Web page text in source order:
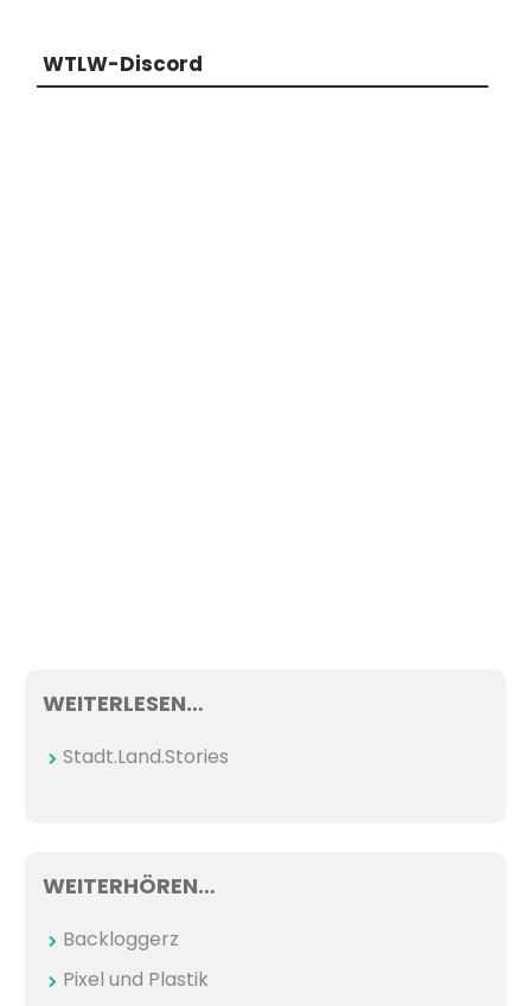
WTLW-Discord
WEITERLESEN…
Stadt.Land.Stories
WEITERHÖREN…
Backloggerz
Pixel und Plastik